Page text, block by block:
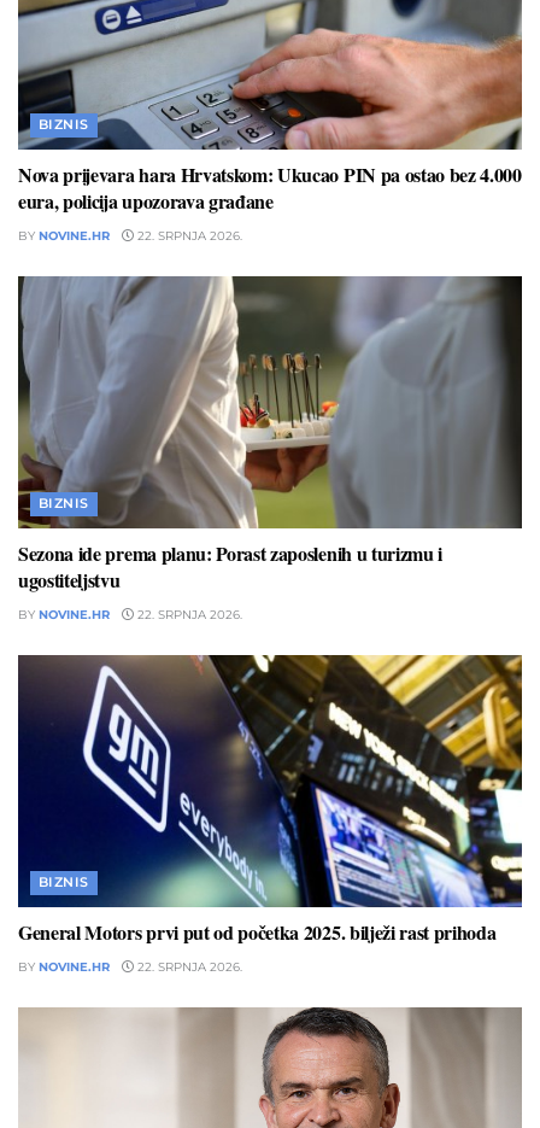
BIZNIS
Nova prijevara hara Hrvatskom: Ukucao PIN pa ostao bez 4.000
eura, policija upozorava građane
BY NOVINE.HR 22. SRPNJA 2026.
BIZNIS
Sezona ide prema planu: Porast zaposlenih u turizmu i
ugostiteljstvu
BY NOVINE.HR 22. SRPNJA 2026.
BIZNIS
General Motors prvi put od početka 2025. bilježi rast prihoda
BY NOVINE.HR 22. SRPNJA 2026.